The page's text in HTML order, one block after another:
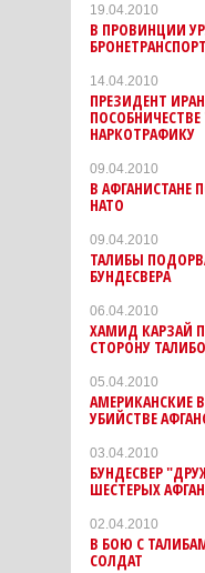
19.04.2010
В ПРОВИНЦИИ
14.04.2010
ПРЕЗИДЕНТ
НАРКОТРАФИКУ
09.04.2010
В АФГАНИСТАНЕ
НАТО
09.04.2010
ТАЛИБЫ
БУНДЕСВЕРА
06.04.2010
ХАМИД КАРЗАЙ
СТОРОНУ
05.04.2010
АМЕРИКАНСКИЕ
УБИЙСТВЕ
03.04.2010
БУНДЕСВЕР
ШЕСТЕРЫХ
02.04.2010
В БОЮ С
СОЛДАТ